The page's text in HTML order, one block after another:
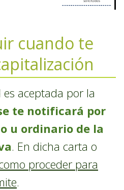
cuando te
aceptada por la
te notificará por
u ordinario de la
. En dicha carta o
proceder para
.